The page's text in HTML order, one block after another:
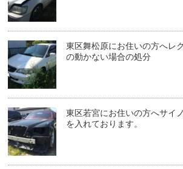
東区舞松原にお住いの方へレ
の動かない場合の処分
東区若宮にお住いの方へサイ
を入れております。